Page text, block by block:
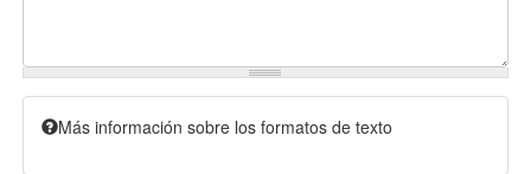
Más información sobre los formatos de texto